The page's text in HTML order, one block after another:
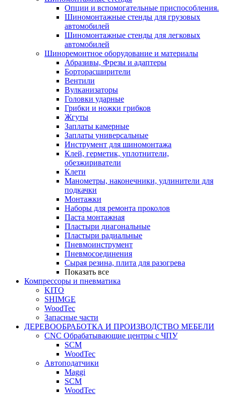
Опции и вспомогательные приспособления.
Шиномонтажные стенды для грузовых
автомобилей
Шиномонтажные стенды для легковых
автомобилей
Шиноремонтное оборудование и материалы
Абразивы, Фрезы и адаптеры
Борторасширители
Вентили
Вулканизаторы
Головки ударные
Грибки и ножки грибков
Жгуты
Заплаты камерные
Заплаты универсальные
Инструмент для шиномонтажа
Клей, герметик, уплотнители,
обезжириватели
Клети
Манометры, наконечники, удлинители для
подкачки
Монтажки
Наборы для ремонта проколов
Паста монтажная
Пластыри диагональные
Пластыри радиальные
Пневмоинструмент
Пневмосоединения
Сырая резина, плита для разогрева
Показать все
Компрессоры и пневматика
KITO
SHIMGE
WoodTec
Запасные части
ДЕРЕВООБРАБОТКА И ПРОИЗВОДСТВО МЕБЕЛИ
CNC Обрабатывающие центры с ЧПУ
SCM
WoodTec
Автоподатчики
Maggi
SCM
WoodTec